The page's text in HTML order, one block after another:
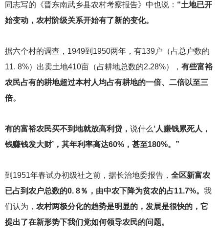
同志写的《晋东南武乡县农村考察报告》中也说： “土地已开
始变动，农村阶级关系开始有了新的变化。
据六个村的调查，1949到1950两年，有139户（占总户数的
11. 8%）出卖土地410亩（占耕地总数的2.28%）， 有些富裕
农民占有的耕地超过本村人均占有耕地的一倍、二倍以至三
倍。
有的富裕农民买不到地就放高利贷， 说什么‘人赚钱累死人，
钱赚钱发大财’，其年利率高达60%，甚至180%。”
到1951年春试办初级社之前，据长治地委报告， 全区新富农
已占到农户总数的0. 8％，由中农下降为贫农的占11.7%。 我
们认为， 农村两极分化的趋势是明显的，发展是很快的，它
提出了在新形势下我们党如何领导农民的问题。